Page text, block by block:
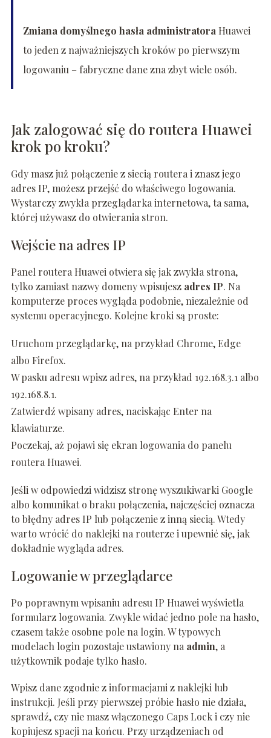
Zmiana domyślnego hasła administratora Huawei
to jeden z najważniejszych kroków po pierwszym
logowaniu – fabryczne dane zna zbyt wiele osób.
Jak zalogować się do routera Huawei
krok po kroku?
Gdy masz już połączenie z siecią routera i znasz jego
adres IP, możesz przejść do właściwego logowania.
Wystarczy zwykła przeglądarka internetowa, ta sama,
której używasz do otwierania stron.
Wejście na adres IP
Panel routera Huawei otwiera się jak zwykła strona,
tylko zamiast nazwy domeny wpisujesz adres IP. Na
komputerze proces wygląda podobnie, niezależnie od
systemu operacyjnego. Kolejne kroki są proste:
Uruchom przeglądarkę, na przykład Chrome, Edge
albo Firefox.
W pasku adresu wpisz adres, na przykład 192.168.3.1 albo
192.168.8.1.
Zatwierdź wpisany adres, naciskając Enter na
klawiaturze.
Poczekaj, aż pojawi się ekran logowania do panelu
routera Huawei.
Jeśli w odpowiedzi widzisz stronę wyszukiwarki Google
albo komunikat o braku połączenia, najczęściej oznacza
to błędny adres IP lub połączenie z inną siecią. Wtedy
warto wrócić do naklejki na routerze i upewnić się, jak
dokładnie wygląda adres.
Logowanie w przeglądarce
Po poprawnym wpisaniu adresu IP Huawei wyświetla
formularz logowania. Zwykle widać jedno pole na hasło,
czasem także osobne pole na login. W typowych
modelach login pozostaje ustawiony na admin, a
użytkownik podaje tylko hasło.
Wpisz dane zgodnie z informacjami z naklejki lub
instrukcji. Jeśli przy pierwszej próbie hasło nie działa,
sprawdź, czy nie masz włączonego Caps Lock i czy nie
kopiujesz spacji na końcu. Przy urządzeniach od